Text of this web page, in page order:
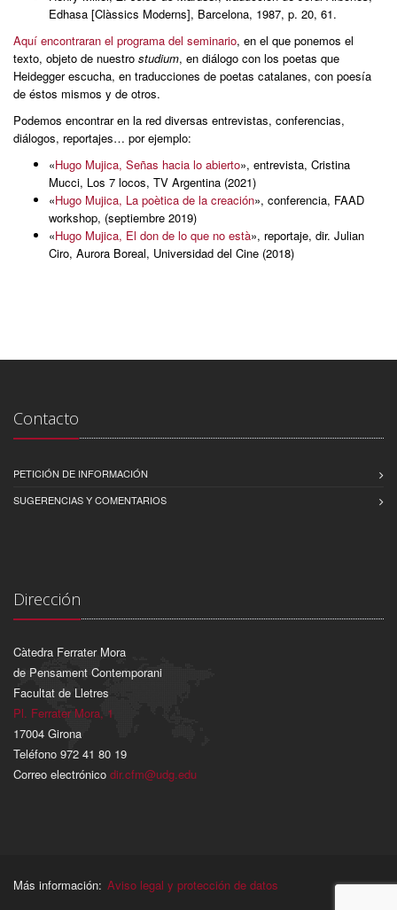
Edhasa [Clàssics Moderns], Barcelona, 1987, p. 20, 61.
Aquí encontraran el programa del seminario, en el que ponemos el
texto, objeto de nuestro studium, en diálogo con los poetas que
Heidegger escucha, en traducciones de poetas catalanes, con poesía
de éstos mismos y de otros.
Podemos encontrar en la red diversas entrevistas, conferencias,
diálogos, reportajes… por ejemplo:
«Hugo Mujica, Señas hacia lo abierto», entrevista, Cristina
Mucci, Los 7 locos, TV Argentina (2021)
«Hugo Mujica, La poètica de la creación», conferencia, FAAD
workshop, (septiembre 2019)
«Hugo Mujica, El don de lo que no està», reportaje, dir. Julian
Ciro, Aurora Boreal, Universidad del Cine (2018)
Contacto
PETICIÓN DE INFORMACIÓN
SUGERENCIAS Y COMENTARIOS
Dirección
Càtedra Ferrater Mora
de Pensament Contemporani
Facultat de Lletres
Pl. Ferrater Mora, 1
17004 Girona
Teléfono 972 41 80 19
Correo electrónico dir.cfm@udg.edu
Más información: Aviso legal y protección de datos